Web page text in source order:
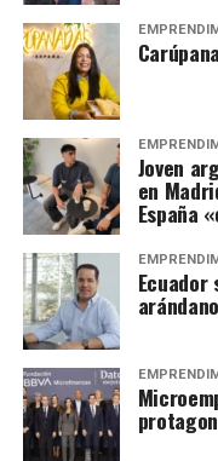
Joven
en
España